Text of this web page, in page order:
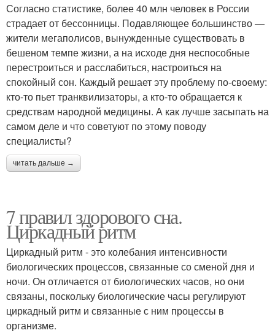
Согласно статистике, более 40 млн человек в России
страдает от бессонницы. Подавляющее большинство —
жители мегаполисов, вынужденные существовать в
бешеном темпе жизни, а на исходе дня неспособные
перестроиться и расслабиться, настроиться на
спокойный сон. Каждый решает эту проблему по-своему:
кто-то пьет транквилизаторы, а кто-то обращается к
средствам народной медицины. А как лучше засыпать на
самом деле и что советуют по этому поводу
специалисты?
читать дальше →
7 правил здорового сна.
Циркадный ритм
Циркадный ритм - это колебания интенсивности
биологических процессов, связанные со сменой дня и
ночи. Он отличается от биологических часов, но они
связаны, поскольку биологические часы регулируют
циркадный ритм и связанные с ним процессы в
организме.